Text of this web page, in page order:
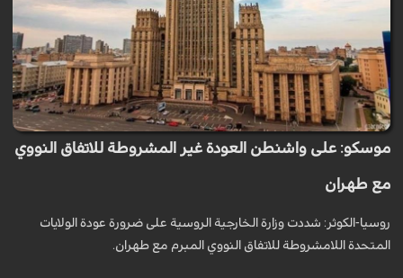
موسكو: على واشنطن العودة غير المشروطة للاتفاق النووي
مع طهران
روسيا-الكوثر: شددت وزارة الخارجية الروسية على ضرورة عودة الولايات
المتحدة اللامشروطة للاتفاق النووي المبرم مع طهران.